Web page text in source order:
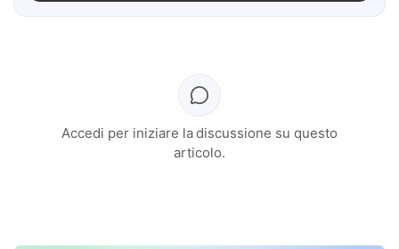
Accedi per iniziare la discussione su questo
articolo.